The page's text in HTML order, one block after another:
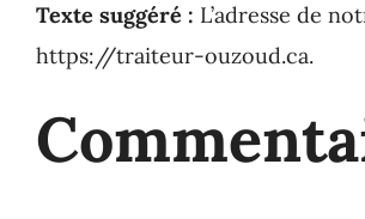
Texte suggéré : L’adresse de
https://traiteur-ouzoud.ca.